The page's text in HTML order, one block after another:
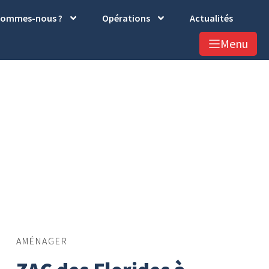
nous ? Opérations Actualités
Menu
AMÉNAGER